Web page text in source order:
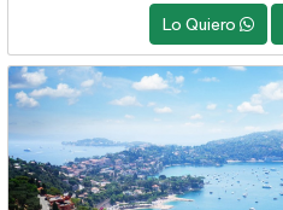
Lo Quiero